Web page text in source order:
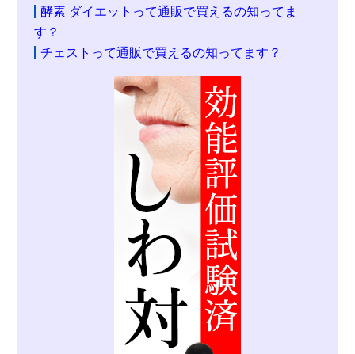
酵素 ダイエットって通販で買えるの知ってま
す？
チェストって通販で買えるの知ってます？